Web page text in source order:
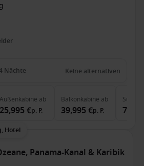
Nächte Keine alternativen
Außenkabine ab
25,995 €p. P.
Balkonkabine ab
39,995 €p. P.
Suite
Hotel
Panama-Kanal & Karibik